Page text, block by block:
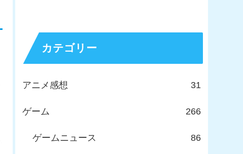
カテゴリー
アニメ感想 31
ゲーム 266
ゲームニュース 86